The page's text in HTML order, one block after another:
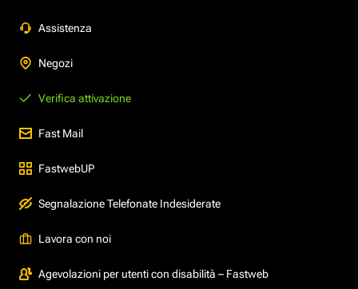
Assistenza
Negozi
Verifica attivazione
Fast Mail
FastwebUP
Segnalazione Telefonate Indesiderate
Lavora con noi
Agevolazioni per utenti con disabilità – Fastweb